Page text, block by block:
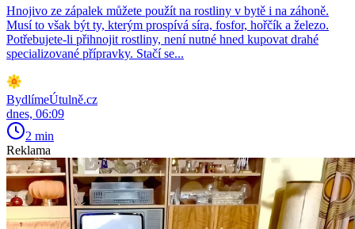
Hnojivo ze zápalek můžete použít na rostliny v bytě i na záhoně.
Musí to však být ty, kterým prospívá síra, fosfor, hořčík a železo.
Potřebujete-li přihnojit rostliny, není nutné hned kupovat drahé
specializované přípravky. Stačí se...
BydlímeÚtulně.cz
dnes, 06:09
2 min
Reklama